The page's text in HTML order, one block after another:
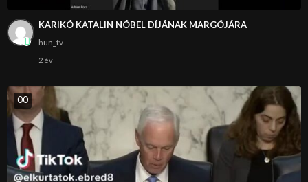
KARIKÓ KATALIN NÓBEL DÍJÁNAK MARGÓJÁRA
hun_tv
2 év
00